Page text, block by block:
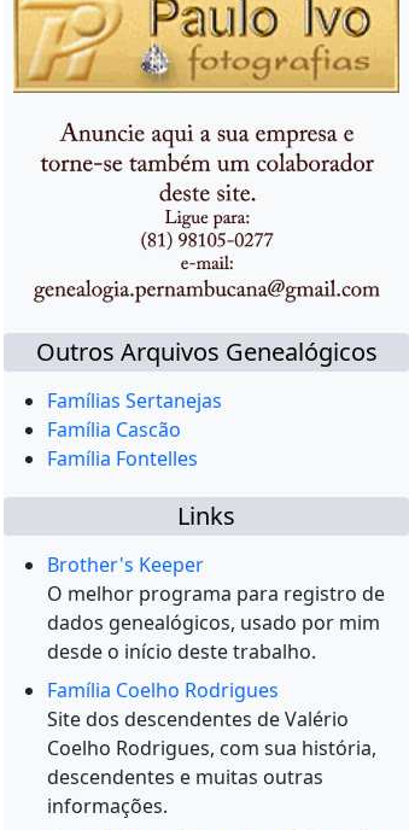
Outros Arquivos Genealógicos
Famílias Sertanejas
Família Cascão
Família Fontelles
Links
Brother's Keeper
O melhor programa para registro de
dados genealógicos, usado por mim
desde o início deste trabalho.
Família Coelho Rodrigues
Site dos descendentes de Valério
Coelho Rodrigues, com sua história,
descendentes e muitas outras
informações.